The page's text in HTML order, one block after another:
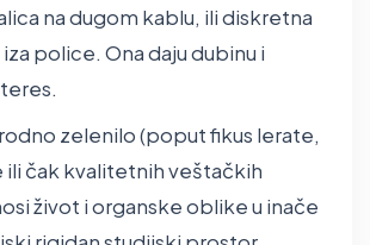
na dugom kablu, ili diskretna
police. Ona daju dubinu i
zelenilo (poput fikus lerate,
ili čak kvalitetnih veštačkih
život i organske oblike u inače